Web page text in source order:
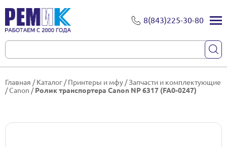
8(843)225-30-80
Главная /Каталог /Принтеры и мфу /Запчасти и комплектующие
/Canon /Ролик транспортера Canon NP 6317 (FA0-0247)